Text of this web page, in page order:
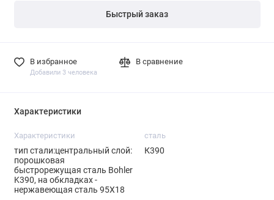
Быстрый заказ
В избранное
Добавили 3 человека
В сравнение
Характеристики
Характеристики
тип стали:центральный слой:
порошковая
быстрорежущая сталь Bohler
K390, на обкладках -
нержавеющая сталь 95Х18
сталь
К390